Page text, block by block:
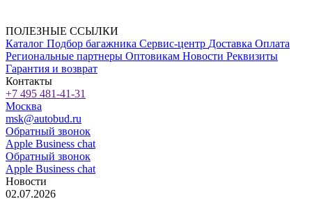
ПОЛЕЗНЫЕ ССЫЛКИ
Каталог Подбор багажника Сервис-центр Доставка Оплата
Региональные партнеры Оптовикам Новости Реквизиты
Гарантия и возврат
Контакты
+7 495 481-41-31
Москва
msk@autobud.ru
Обратный звонок
Apple Business chat
Обратный звонок
Apple Business chat
Новости
02.07.2026